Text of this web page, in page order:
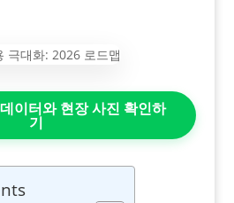
이터와 현장 사진 확인하
기